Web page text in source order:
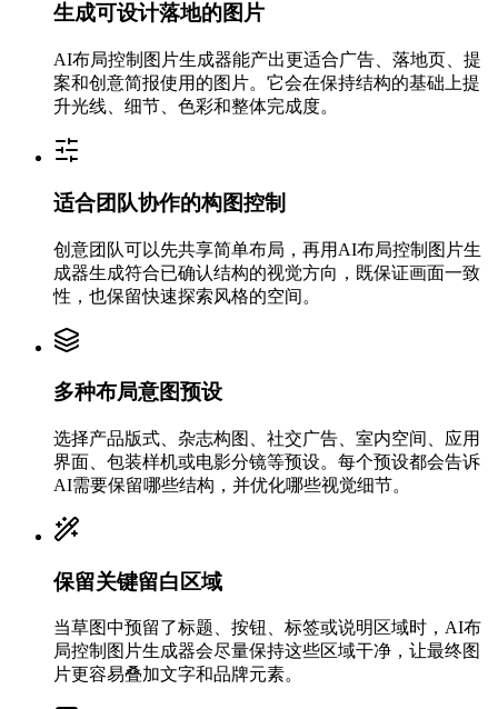
生成可设计落地的图片
AI布局控制图片生成器能产出更适合广告、落地页、提
案和创意简报使用的图片。它会在保持结构的基础上提
升光线、细节、色彩和整体完成度。
适合团队协作的构图控制
创意团队可以先共享简单布局，再用AI布局控制图片生
成器生成符合已确认结构的视觉方向，既保证画面一致
性，也保留快速探索风格的空间。
多种布局意图预设
选择产品版式、杂志构图、社交广告、室内空间、应用
界面、包装样机或电影分镜等预设。每个预设都会告诉
AI需要保留哪些结构，并优化哪些视觉细节。
保留关键留白区域
当草图中预留了标题、按钮、标签或说明区域时，AI布
局控制图片生成器会尽量保持这些区域干净，让最终图
片更容易叠加文字和品牌元素。